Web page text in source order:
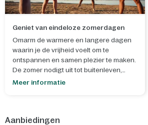
Geniet van eindeloze zomerdagen
Omarm de warmere en langere dagen
waarin je de vrijheid voelt om te
ontspannen en samen plezier te maken.
De zomer nodigt uit tot buitenleven,
spontane momenten en het creëren van
onzezomerworkshops
Meer informatie
Aanbiedingen